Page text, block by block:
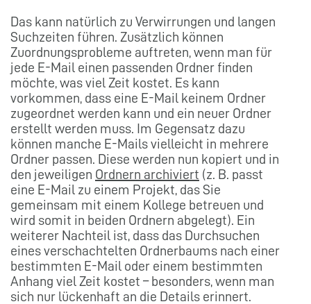
Das kann natürlich zu Verwirrungen und langen
Suchzeiten führen. Zusätzlich können
Zuordnungsprobleme auftreten, wenn man für
jede E-Mail einen passenden Ordner finden
möchte, was viel Zeit kostet. Es kann
vorkommen, dass eine E-Mail keinem Ordner
zugeordnet werden kann und ein neuer Ordner
erstellt werden muss. Im Gegensatz dazu
können manche E-Mails vielleicht in mehrere
Ordner passen. Diese werden nun kopiert und in
den jeweiligen Ordnern archiviert (z. B. passt
eine E-Mail zu einem Projekt, das Sie
gemeinsam mit einem Kollege betreuen und
wird somit in beiden Ordnern abgelegt). Ein
weiterer Nachteil ist, dass das Durchsuchen
eines verschachtelten Ordnerbaums nach einer
bestimmten E-Mail oder einem bestimmten
Anhang viel Zeit kostet – besonders, wenn man
sich nur lückenhaft an die Details erinnert.